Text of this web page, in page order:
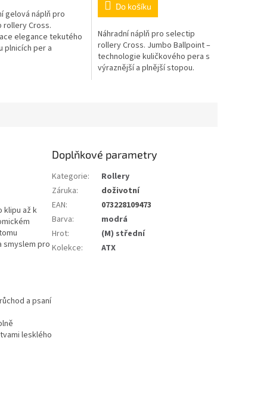
gelová náplň pro
rollery Cross.
elegance tekutého
plnicích per a
Do košíku
Náhradní náplň pro selectip
rollery Cross. Jumbo Ballpoint –
technologie kuličkového pera s
výraznější a plnější stopou.
klipu až k
smyslem pro
a psaní
lesklého
Doplňkové parametry
Kategorie:
Rollery
Záruka:
doživotní
EAN:
073228109473
Barva:
modrá
Hrot:
(M) střední
Kolekce: ATX